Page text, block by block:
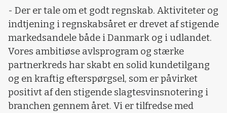
- Der er tale om et godt regnskab. Aktiviteter og
indtjening i regnskabsåret er drevet af stigende
markedsandele både i Danmark og i udlandet.
Vores ambitiøse avlsprogram og stærke
partnerkreds har skabt en solid kundetilgang
og en kraftig efterspørgsel, som er påvirket
positivt af den stigende slagtesvinsnotering i
branchen gennem året. Vi er tilfredse med